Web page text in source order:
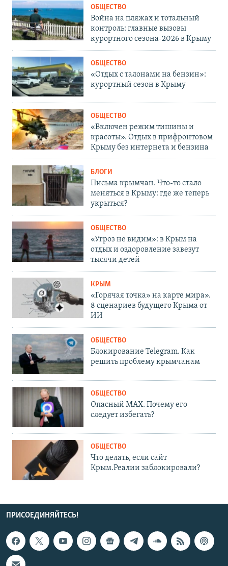
ОБЩЕСТВО
Война на пляжах и тотальный
контроль: главные вызовы
курортного сезона-2026 в Крыму
ОБЩЕСТВО
«Отдых с талонами на бензин»:
курортный сезон в Крыму
ОБЩЕСТВО
«Включен режим тишины и
красоты». Отдых в прифронтовом
Крыму без интернета и бензина
БЛОГИ
Письма крымчан. Что-то стало
меняться в Крыму: где же теперь
укрыться?
ОБЩЕСТВО
«Угроз не видим»: в Крым на
отдых и оздоровление завезут
тысячи детей
КРЫМ
«Горячая точка» на карте мира».
8 сценариев будущего Крыма от
ИИ
ОБЩЕСТВО
Блокирование Telegram. Как
решить проблему крымчанам
ОБЩЕСТВО
Опасный MAX. Почему его
следует избегать?
ОБЩЕСТВО
Что делать, если сайт
Крым.Реалии заблокировали?
ПРИСОЕДИНЯЙТЕСЬ!